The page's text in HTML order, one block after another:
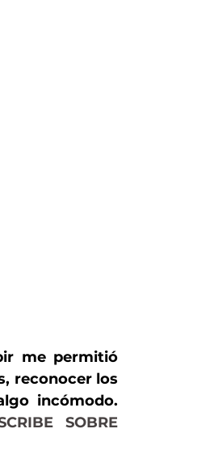
me permitió
reconocer los
incómodo.
SOBRE